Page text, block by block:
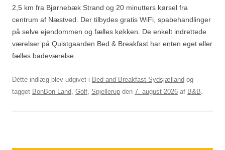
2,5 km fra Bjørnebæk Strand og 20 minutters kørsel fra
centrum af Næstved. Der tilbydes gratis WiFi, spabehandlinger
på selve ejendommen og fælles køkken. De enkelt indrettede
værelser på Quistgaarden Bed & Breakfast har enten eget eller
fælles badeværelse.
Dette indlæg blev udgivet i Bed and Breakfast Sydsjælland og
tagget BonBon Land Golf Spjellerup den 7. august 2026 af B&B